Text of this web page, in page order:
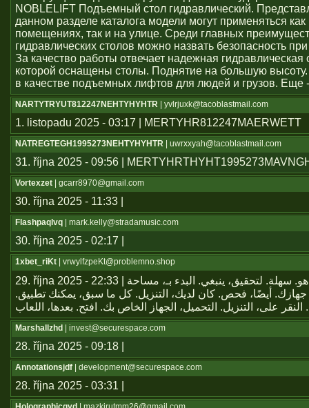
NOBLELIFT Подъемный стол гидравлический.
данном разделе каталога модели могут применяться
помещениях, так и на улице. Среди главных
гидравлических столов можно назвать безопасность
За качество работы отвечает надежная гидравлическая
которой оснащены столы. Поднятие на большую
в качестве подъемных лифтов для людей и грузов. Еще
NARTYTRYUT812247NEHTYHYHTR | yvlrjuxk@tacoblastmail.com
1. listopadu 2025 - 03:17 | MERTYHR812247MAERWETT
NATREGTEGH1995273NEHTYHYHTR | uwrxxyah@tacoblastmail.com
31. října 2025 - 09:56 |
Vortexzet | gcarr8970@gmail.com
30. října 2025 - 11:33 |
Flashpaqlvq | mark.kelly@stradamusic.com
30. října 2025 - 02:17 |
1xbet_riKt | vrwylfzpeKt@problemno.shop
29. října 2025 - 22:33 | يعتبر تطبيق هو. سهلة. لتحقيق، ينبغي. البدء بـ، مساحة
أيضًا، فحص. كان لديك، التنزيل. كل ما سبق، يمكنك تطبيق.
Marshallzhd | invest@securespace.com
28. října 2025 - 09:18 |
Annotationsjdf | development@securespace.com
28. října 2025 - 03:31 |